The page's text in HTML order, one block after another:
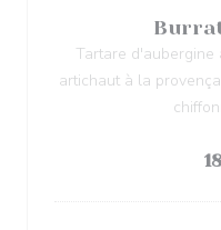
Tartare d'aubergine
artichaut à la